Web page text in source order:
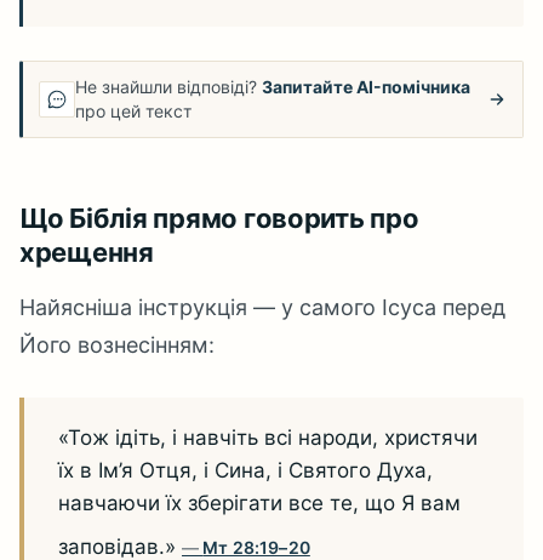
Не знайшли відповіді? Запитайте AI-помічника
про цей текст
Що Біблія прямо говорить про
хрещення
Найясніша інструкція — у самого Ісуса перед
Його вознесінням:
«Тож ідіть, і навчіть всі народи, христячи
їх в Ім’я Отця, і Сина, і Святого Духа,
навчаючи їх зберігати все те, що Я вам
заповідав.»
Мт 28:19–20